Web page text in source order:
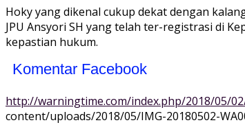
Hoky yang dikenal cukup dekat dengan
JPU Ansyori SH yang telah ter-registrasi di
kepastian hukum.
Komentar Facebook
http://warningtime.com/index.php/2018/05/
content/uploads/2018/05/IMG-20180502-